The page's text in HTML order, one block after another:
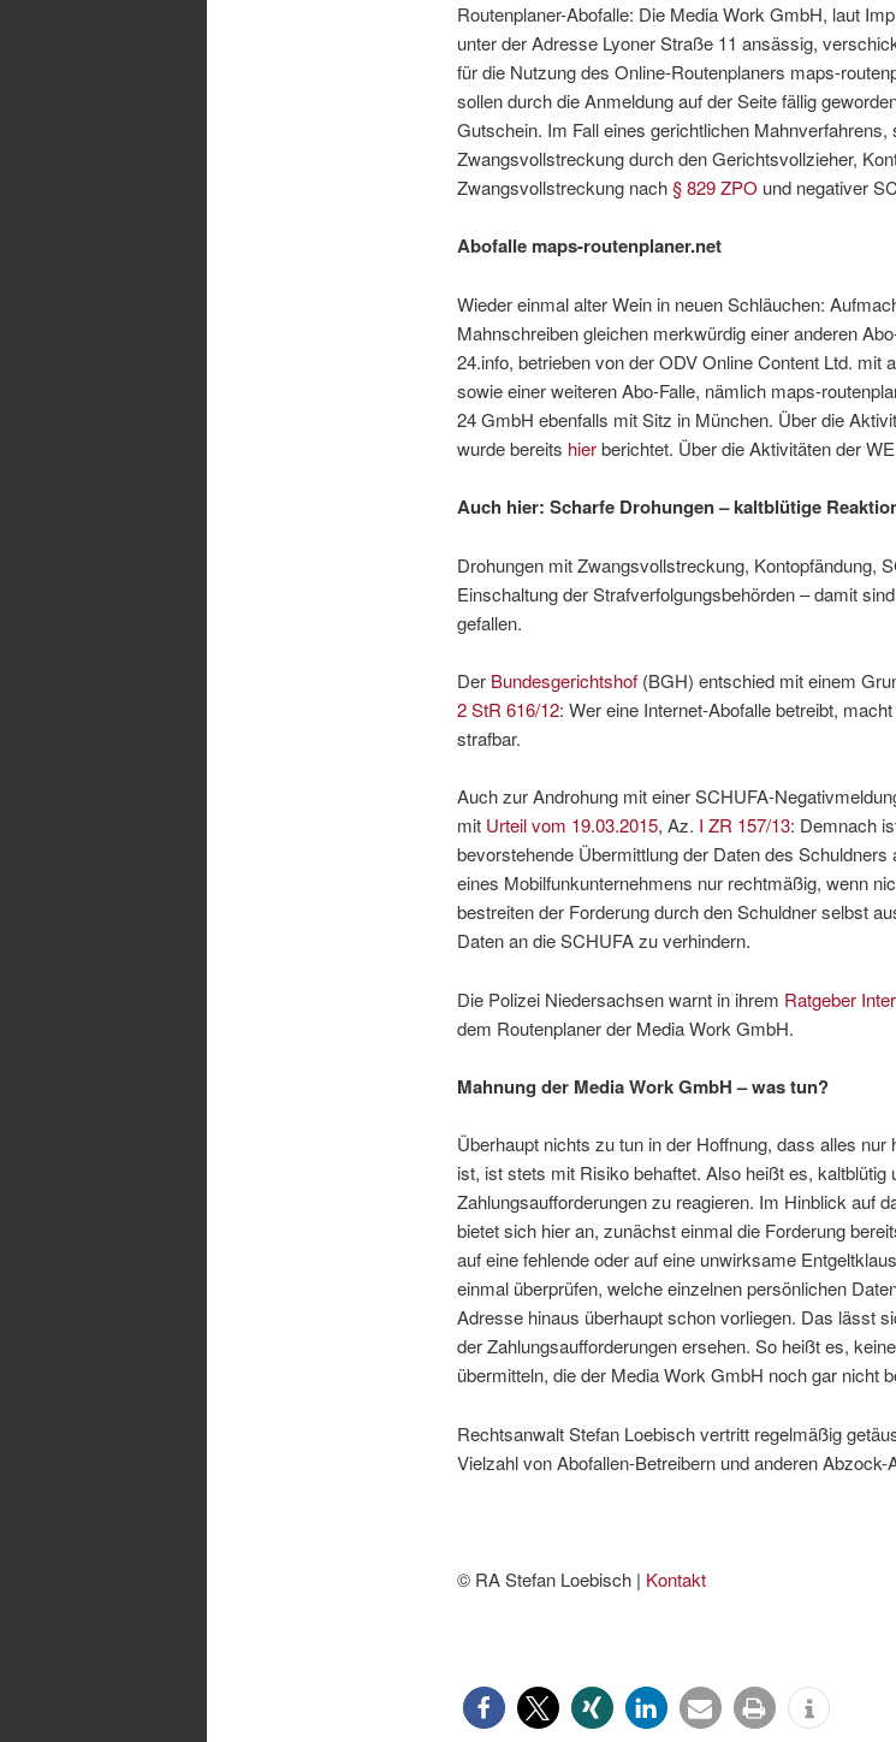
Routenplaner-Abofalle: Die Media Work GmbH, laut
unter der Adresse Lyoner Straße 11 ansässig,
für die Nutzung des Online-Routenplaners maps-
sollen durch die Anmeldung auf der Seite fällig
Gutschein. Im Fall eines gerichtlichen Mahnverfahrens,
Zwangsvollstreckung durch den Gerichtsvollzieher,
Zwangsvollstreckung nach§ 829 ZPO und negativer
Abofalle maps-routenplaner.net
Wieder einmal alter Wein in neuen Schläuchen:
Mahnschreiben gleichen merkwürdig einer anderen
24.info, betrieben von der ODV Online Content Ltd. mit
sowie einer weiteren Abo-Falle, nämlich maps-
24 GmbH ebenfalls mit Sitz in München. Über die
wurde bereits hierberichtet. Über die Aktivitäten der
Auch hier: Scharfe Drohungen – kaltblütige
Drohungen mit Zwangsvollstreckung, Kontopfändung,
Einschaltung der Strafverfolgungsbehörden – damit
gefallen.
Der Bundesgerichtshof(BGH) entschied mit einem
2 StR 616/12: Wer eine Internet-Abofalle betreibt,
strafbar.
Auch zur Androhung mit einer SCHUFA-
mit Urteil vom 19.03.2015, Az. I ZR 157/13: Demnach
bevorstehende Übermittlung der Daten des
eines Mobilfunkunternehmens nur rechtmäßig, wenn
bestreiten der Forderung durch den Schuldner selbst
Daten an die SCHUFA zu verhindern.
Die Polizei Niedersachsen warnt in ihrem Ratgeber
dem Routenplaner der Media Work GmbH.
Mahnung der Media Work GmbH – was tun?
Überhaupt nichts zu tun in der Hoffnung, dass alles nur
ist, ist stets mit Risiko behaftet. Also heißt es,
Zahlungsaufforderungen zu reagieren. Im Hinblick auf
bietet sich hier an, zunächst einmal die Forderung
auf eine fehlende oder auf eine unwirksame
einmal überprüfen, welche einzelnen persönlichen
Adresse hinaus überhaupt schon vorliegen. Das lässt
der Zahlungsaufforderungen ersehen. So heißt es,
übermitteln, die der Media Work GmbH noch gar nicht
Rechtsanwalt Stefan Loebisch vertritt regelmäßig
Vielzahl von Abofallen-Betreibern und anderen Abzock-
© RA Stefan Loebisch | Kontakt